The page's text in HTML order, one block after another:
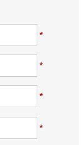
*
*
*
*